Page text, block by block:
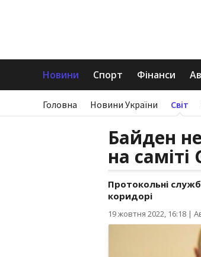
Новини Спорт Фінанси
Головна Новини України Світ
Байден
на саміті
Протокольні
коридорі
19 жовтня 2022, 16:18 |